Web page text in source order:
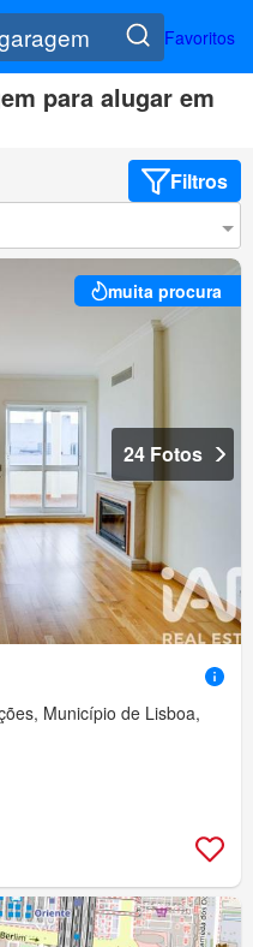
Favoritos
para alugar em
Filtros
muita procura
24 Fotos
Município de Lisboa,